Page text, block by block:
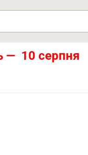
— 10 серпня